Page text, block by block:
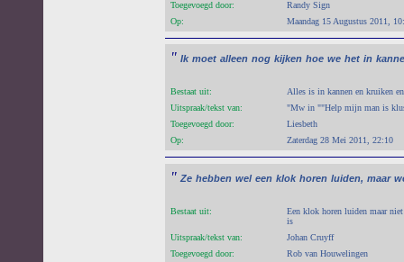
Toegevoegd door:
Randy Sign
Op:
Maandag 15 Augustus 2011,
" Ik moet alleen nog kijken hoe we het in
Bestaat uit:
Alles is in kannen en kruiken
Uitspraak/tekst van:
"Mw in ""Help mijn man is
Toegevoegd door:
Liesbeth
Op:
Zaterdag 28 Mei 2011, 22:10
" Ze hebben wel een klok horen luiden, maar
Bestaat uit:
Een klok horen luiden maar
is
Uitspraak/tekst van:
Johan Cruyff
Toegevoegd door:
Rob van Houwelingen